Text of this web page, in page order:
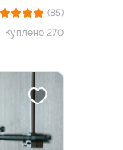
(85)
Куплено 270